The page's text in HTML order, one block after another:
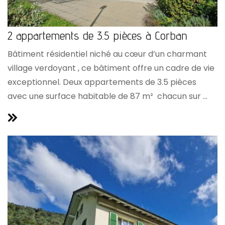
2 appartements de 3.5 pièces à Corban
Bâtiment résidentiel niché au cœur d’un charmant
village verdoyant , ce bâtiment offre un cadre de vie
exceptionnel. Deux appartements de 3.5 pièces
avec une surface habitable de 87 m² chacun sur ...